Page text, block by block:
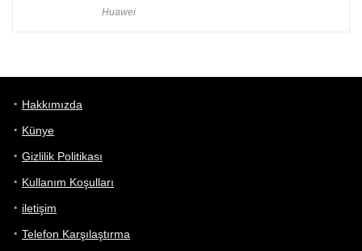
Huawei
Hakkımızda
Künye
Gizlilik Politikası
Kullanım Koşulları
iletişim
Telefon Karşılaştırma